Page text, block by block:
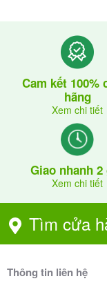
Cam kết 100%
hãng
Xem chi tiết
Giao nhanh
Xem chi tiết
Tìm cửa
Thông tin liên hệ